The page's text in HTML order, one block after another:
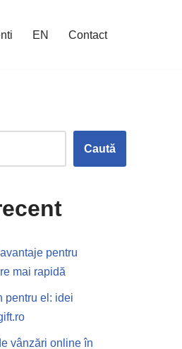
EN Contact
Caută
pentru
mai rapidă
pentru el: idei
vânzări online în